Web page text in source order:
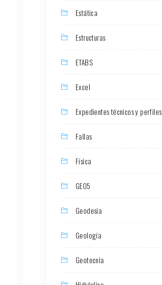
Estática
Estructuras
ETABS
Excel
Expedientes técnicos y perfiles
Fallas
Física
GEO5
Geodesia
Geología
Geotecnia